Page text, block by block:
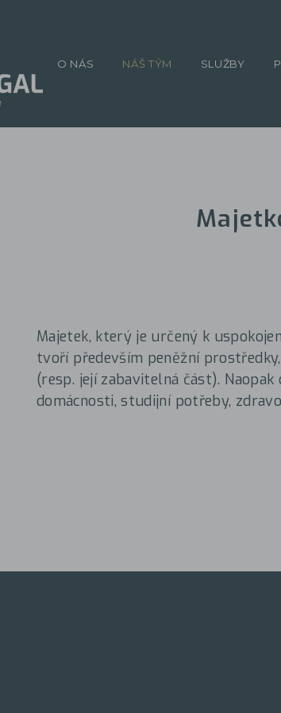
Majetek, který je určený k
tvoří především peněžní
(resp. její zabavitelná část).
domácnosti, studijní potřeby,
O NÁS NÁŠ TÝM SLUŽBY